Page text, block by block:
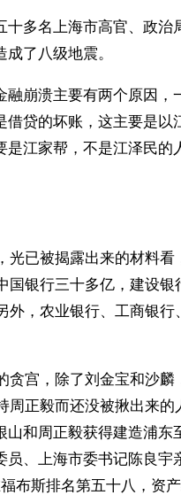
多名上海市高官、政治
了八级地震。
崩溃主要有两个原因，
贷的坏账，这主要是以
江家帮，不是江泽民的
光已被揭露出来的材料看
国银行三十多亿，建设银
外，农业银行、工商银行
贪宫，除了刘金宝和沙麟
周正毅而还没被揪出来的
和周正毅获得建造浦东
、上海市委书记陈良宇
布斯排名第五十八，资